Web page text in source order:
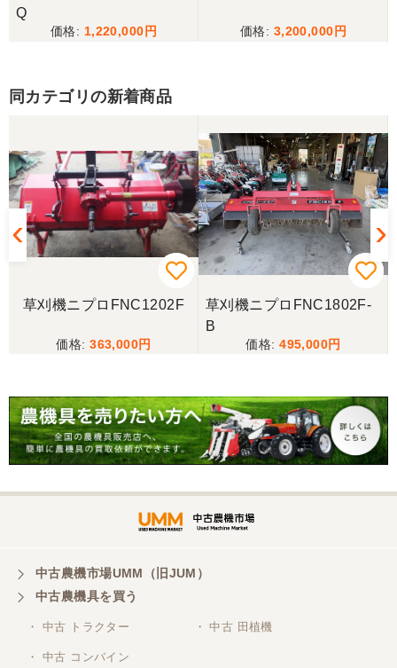
なかなか程度の良いものだったのでよかったです。
いろいろありがとうございました。 大事に使ってお
山口県／
この度はありがとうございました 初めて利用させて
いただきましたがとても親切にして頂きました
この度はありがとうございました。また機会があれ
ばよろしくお願いします。
Q
1,220,000 3,200,000
同カテゴリの新着商品
草刈機ニプロFNC1202F
363,000
草刈機ニプロFNC1802F-
B
495,000
中古農機市場UMM（旧JUM）
中古農機具を買う
・ 中古 トラクター ・ 中古 田植機
・ 中古 コンバイン